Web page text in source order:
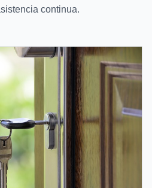
continua.